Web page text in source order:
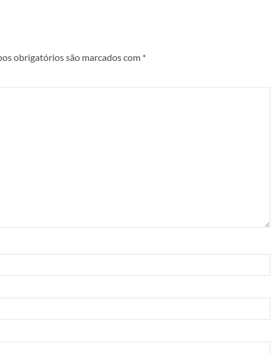
obrigatórios são marcados com *